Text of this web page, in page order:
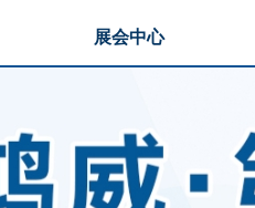
展会中心